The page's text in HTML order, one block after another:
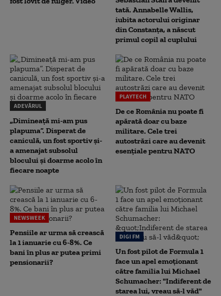
tată. Annabelle Wallis,
iubita actorului originar
din Constanța, a născut
primul copil al cuplului
ADEVĂRUL
„Dimineață mi-am pus
plapuma”. Disperat de
caniculă, un fost sportiv și-
a amenajat subsolul
blocului și doarme acolo în
fiecare noapte
PLAYTECH
De ce România nu poate fi
apărată doar cu baze
militare. Cele trei
autostrăzi care au devenit
esențiale pentru NATO
NEWSWEEK
Pensiile ar urma să crească
la 1 ianuarie cu 6-8%. Ce
bani în plus ar putea primi
pensionarii?
DIGI FM
Un fost pilot de Formula 1
face un apel emoționant
către familia lui Michael
Schumacher: "Indiferent de
starea lui, vreau să-l văd"